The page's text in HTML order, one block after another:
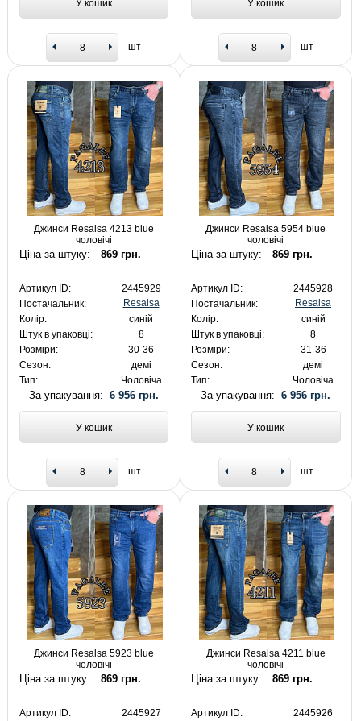
У кошик
шт
У кошик
шт
Джинси Resalsa 4213 blue
чоловічі
Ціна за штуку: 869 грн.
Артикул ID:
2445929
Постачальник:
Resalsa
Колір:
синій
Штук в упаковці:
8
Розміри:
30-36
Сезон:
демі
Тип:
Чоловіча
За упакування: 6 956 грн.
У кошик
шт
Джинси Resalsa 5954 blue
чоловічі
Ціна за штуку: 869 грн.
Артикул ID:
2445928
Постачальник:
Resalsa
Колір:
синій
Штук в упаковці:
8
Розміри:
31-36
Сезон:
демі
Тип:
Чоловіча
За упакування:6 956 грн.
У кошик
шт
Джинси Resalsa 5923 blue
чоловічі
Ціна за штуку: 869 грн.
Артикул ID:
2445927
Джинси Resalsa 4211 blue
чоловічі
Ціна за штуку: 869 грн.
Артикул ID:
2445926